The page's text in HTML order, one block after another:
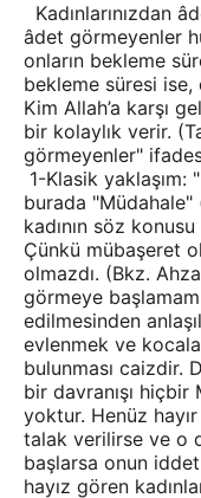
Kadınlarınızdan
âdet görmeyenler
onların bekleme
bekleme süresi ise,
Kim Allah’a karşı
bir kolaylık verir.
görmeyenler"
1-Klasik yaklaşım:
burada
kadının söz
Çünkü mübaşeret
olmazdı. (Bkz.
görmeye
edilmesinden
evlenmek ve
bulunması caizdir.
bir davranışı hiçbir
yoktur. Henüz
talak verilirse ve o
başlarsa onun
hayız gören